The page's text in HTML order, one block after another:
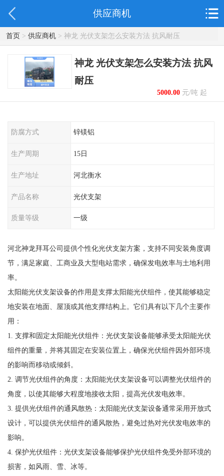
供应商机
首页> 供应商机> 神龙 光伏支架怎么安装方法 抗风耐压
神龙 光伏支架怎么安装方法 抗风
耐压
5000.00元/吨 起
防腐方式 锌镁铝
生产周期 15日
生产地址 河北衡水
产品名称 光伏支架
质量等级 一级
河北神龙拜耳公司提供个性化光伏支架方案，支持不同安装角度调
节，满足家庭、工商业及大型电站需求，确保发电效率与土地利用
率。
太阳能光伏支架设备的作用是支撑太阳能光伏组件，使其能够稳定
地安装在地面、屋顶或其他支撑结构上。它们具有以下几个主要作
用：
1. 支撑和固定太阳能光伏组件：光伏支架设备能够承受太阳能光伏
组件的重量，并将其固定在安装位置上，确保光伏组件因外部环境
的影响而移动或倾斜。
2. 调节光伏组件的角度：太阳能光伏支架设备可以调整光伏组件的
角度，以使其能够大程度地接收太阳，提高光伏发电效率。
3. 提供光伏组件的通风散热：太阳能光伏支架设备通常采用开放式
设计，可以提供光伏组件的通风散热，避免过热对光伏发电效率的
影响。
4. 保护光伏组件：光伏支架设备能够保护光伏组件免受外部环境的
损害，如风雨、雪、冰等。